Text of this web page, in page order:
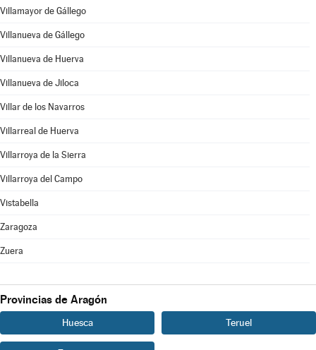
Villamayor de Gállego
Villanueva de Gállego
Villanueva de Huerva
Villanueva de Jiloca
Villar de los Navarros
Villarreal de Huerva
Villarroya de la Sierra
Villarroya del Campo
Vistabella
Zaragoza
Zuera
Provincias de Aragón
Huesca Teruel